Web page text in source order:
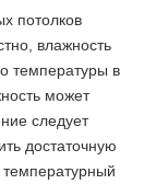
потолков
влажность
температуры в
может
следует
достаточную